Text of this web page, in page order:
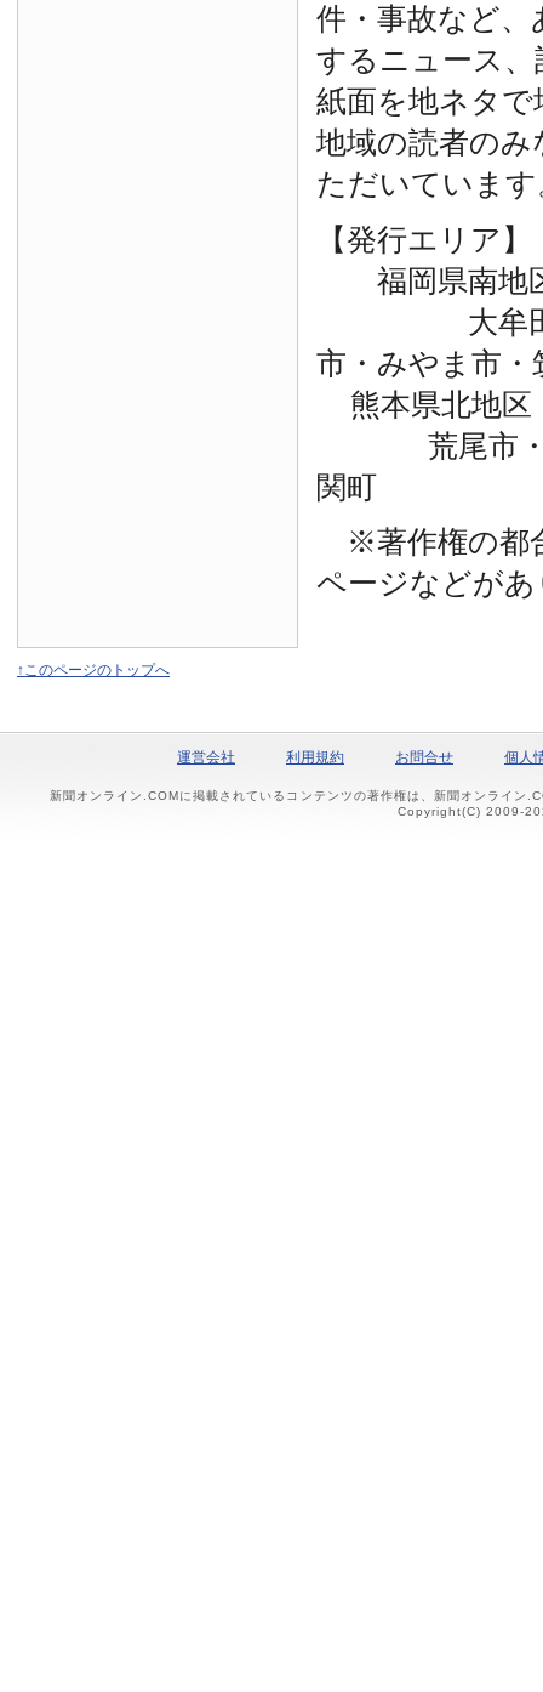
件・事故など
するニュース
紙面を地ネタ
地域の読者の
ただいています
【発行エリア】
福岡県南地
大牟田市
市・みやま市・
熊本県北地区
荒尾市・玉
関町
※著作権の都
ページなどが
↑このページのトップへ
運営会社 利用規約 お問合せ 個人
新聞オンライン.COMに掲載されているコンテンツの著作権は、新聞オンライン
Copyright(C) 2009-